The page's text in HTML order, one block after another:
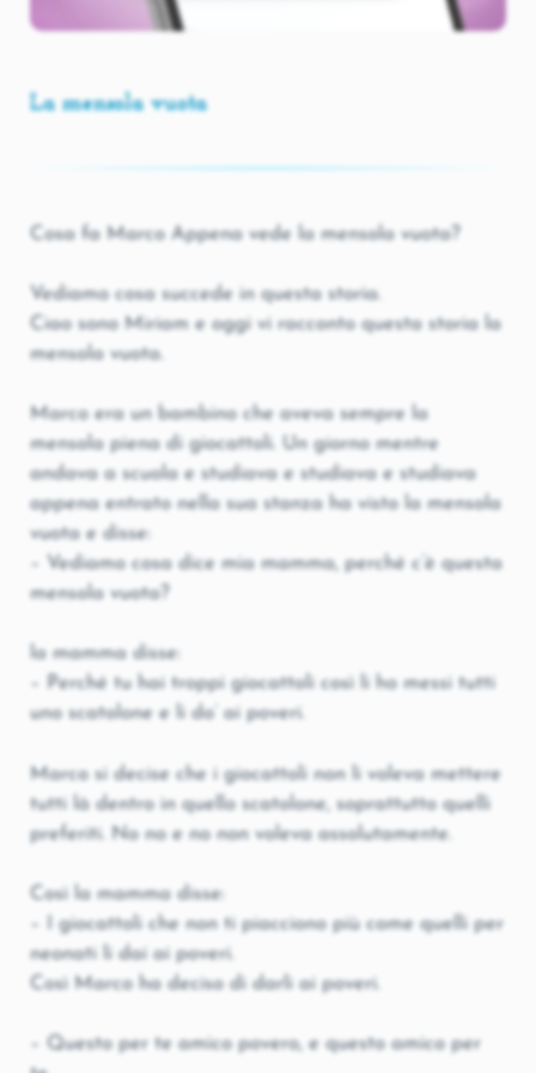
La mensola vuota
Cosa fa Marco Appena vede la mensola vuota?
Vediamo cosa succede in questa storia.
Ciao sono Miriam e oggi vi racconto questa storia la
mensola vuota.
Marco era un bambino che aveva sempre la
mensola piena di giocattoli. Un giorno mentre
andava a scuola e studiava e studiava e studiava
appena entrato nella sua stanza ha visto la mensola
vuota e disse:
– Vediamo cosa dice mia mamma, perché c’è questa
mensola vuota?
la mamma disse:
– Perché tu hai troppi giocattoli così li ho messi tutti
uno scatolone e li do’ ai poveri.
Marco si decise che i giocattoli non li voleva mettere
tutti là dentro in quello scatolone, soprattutto quelli
preferiti. No no e no non voleva assolutamente.
Così la mamma disse:
– I giocattoli che non ti piacciono più come quelli per
neonati li dai ai poveri.
Così Marco ha deciso di darli ai poveri.
– Questo per te amico povero, e questo amico per